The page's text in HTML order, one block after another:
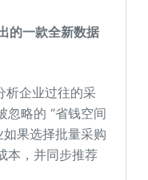
的一款全新数据
析企业过往的采
忽略的 “省钱空间
果选择批量采购
本，并同步推荐